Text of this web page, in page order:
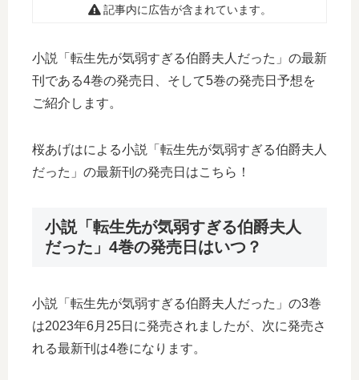
記事内に広告が含まれています。
小説「転生先が気弱すぎる伯爵夫人だった」の最新
刊である4巻の発売日、そして5巻の発売日予想を
ご紹介します。
桜あげはによる小説「転生先が気弱すぎる伯爵夫人
だった」の最新刊の発売日はこちら！
小説「転生先が気弱すぎる伯爵夫人
だった」4巻の発売日はいつ？
小説「転生先が気弱すぎる伯爵夫人だった」の3巻
は2023年6月25日に発売されましたが、次に発売さ
れる最新刊は4巻になります。